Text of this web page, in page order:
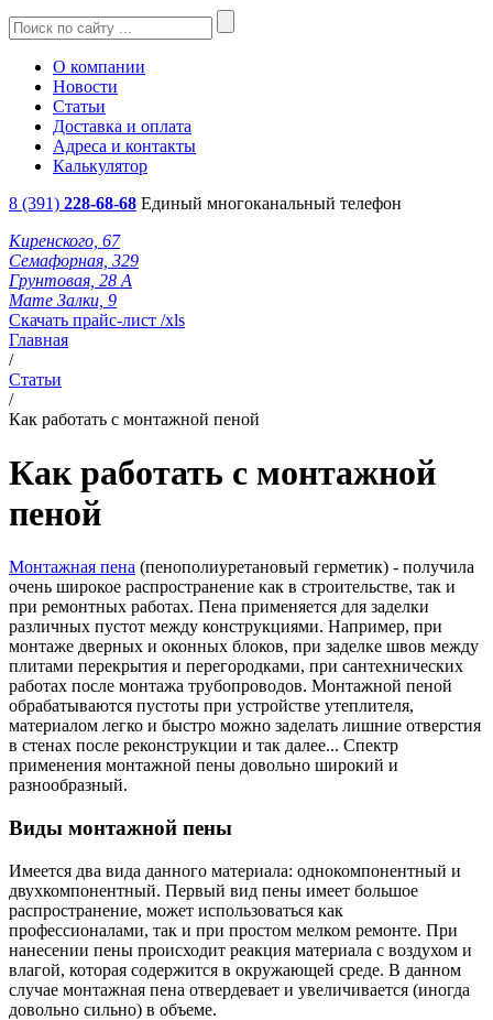
О компании
Новости
Статьи
Доставка и оплата
Адреса и контакты
Калькулятор
8 (391) 228-68-68 Единый многоканальный телефон
Киренского, 67
Семафорная, 329
Грунтовая, 28 А
Мате Залки, 9
Скачать прайс-лист /xls
Главная
/
Статьи
/
Как работать с монтажной пеной
Как работать с монтажной
пеной
Монтажная пена (пенополиуретановый герметик) - получила
очень широкое распространение как в строительстве, так и
при ремонтных работах. Пена применяется для заделки
различных пустот между конструкциями. Например, при
монтаже дверных и оконных блоков, при заделке швов между
плитами перекрытия и перегородками, при сантехнических
работах после монтажа трубопроводов. Монтажной пеной
обрабатываются пустоты при устройстве утеплителя,
материалом легко и быстро можно заделать лишние отверстия
в стенах после реконструкции и так далее... Спектр
применения монтажной пены довольно широкий и
разнообразный.
Виды монтажной пены
Имеется два вида данного материала: однокомпонентный и
двухкомпонентный. Первый вид пены имеет большое
распространение, может использоваться как
профессионалами, так и при простом мелком ремонте. При
нанесении пены происходит реакция материала с воздухом и
влагой, которая содержится в окружающей среде. В данном
случае монтажная пена отвердевает и увеличивается (иногда
довольно сильно) в объеме.